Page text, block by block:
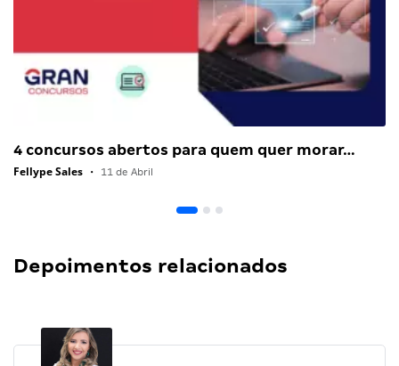
4 concursos abertos para quem quer morar…
Fellype Sales • 11 de Abril
Depoimentos relacionados